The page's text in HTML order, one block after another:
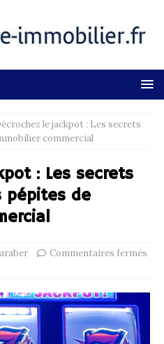
le jackpot : Les secrets
commercial
: Les secrets
pépites de
Commentaires fermés